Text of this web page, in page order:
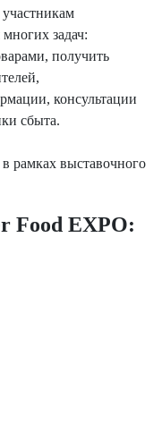
задач:
получить
консультации
сбыта.
рамках выставочного
Food EXPO: